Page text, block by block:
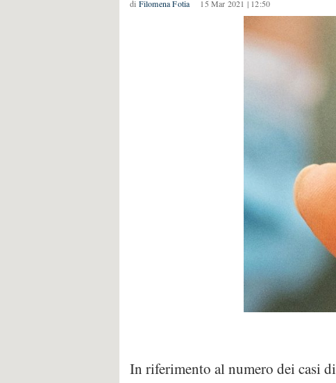
di Filomena Fotia 15 Mar 2021 | 12:50
In riferimento al numero dei casi di